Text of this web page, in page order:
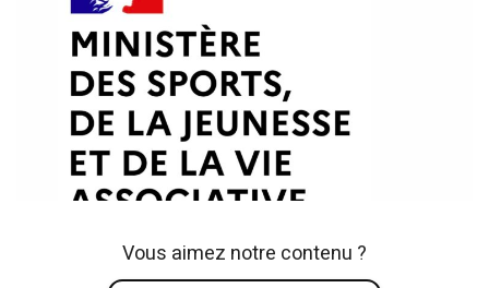
Vous aimez notre contenu ?